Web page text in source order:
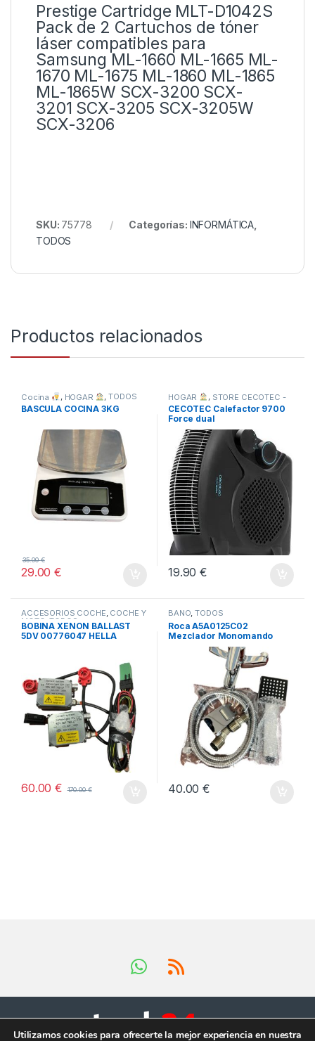
Prestige Cartridge MLT-D1042S
Pack de 2 Cartuchos de tóner
láser compatibles para
Samsung ML-1660 ML-1665 ML-
1670 ML-1675 ML-1860 ML-1865
ML-1865W SCX-3200 SCX-
3201 SCX-3205 SCX-3205W
SCX-3206
SKU: 75778 Categorías: INFORMÁTICA,
TODOS
Productos relacionados
Cocina , HOGAR ,TODOS
BASCULA COCINA 3KG
29.00€
35.00€
HOGAR , STORE CECOTEC -
DISTRIBUIDOR OFICIAL
,
TODOS
CECOTEC Calefactor 9700
Force dual
19.90€
ACCESORIOS COCHE, COCHE Y
MOTO ,TODOS
BOBINA XENON BALLAST
5DV 00776047 HELLA
60.00€ 170.00€
BAÑO,TODOS
Roca A5A0125C02
Mezclador Monomando
Baño-Ducha, Coleccion
Victoria, Cromado
40.00€
Utilizamos cookies para ofrecerte la mejor experiencia en nuestra